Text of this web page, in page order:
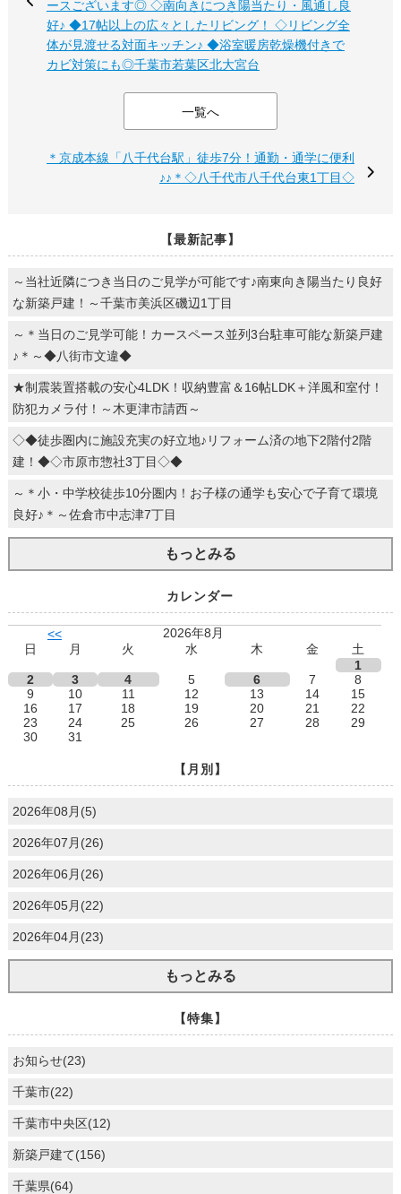
ースございます◎ ◇南向きにつき陽当たり・風通し良
好♪ ◆17帖以上の広々としたリビング！ ◇リビング全
体が見渡せる対面キッチン♪ ◆浴室暖房乾燥機付きで
カビ対策にも◎千葉市若葉区北大宮台
一覧へ
＊京成本線「八千代台駅」徒歩7分！通勤・通学に便利
♪♪＊◇八千代市八千代台東1丁目◇
【最新記事】
～当社近隣につき当日のご見学が可能です♪南東向き陽当たり良好
な新築戸建！～千葉市美浜区磯辺1丁目
～＊当日のご見学可能！カースペース並列3台駐車可能な新築戸建
♪＊～◆八街市文違◆
★制震装置搭載の安心4LDK！収納豊富＆16帖LDK＋洋風和室付！
防犯カメラ付！～木更津市請西～
◇◆徒歩圏内に施設充実の好立地♪リフォーム済の地下2階付2階
建！◆◇市原市惣社3丁目◇◆
～＊小・中学校徒歩10分圏内！お子様の通学も安心で子育て環境
良好♪＊～佐倉市中志津7丁目
もっとみる
カレンダー
<<
2026年8月
日
月 火 水 木 金
土
1
2
3 4 5 6 7
8
9
10 11 12 13 14
15
16
17 18 19 20 21
22
23
24 25 26 27 28
29
30
31
【月別】
2026年08月(5)
2026年07月(26)
2026年06月(26)
2026年05月(22)
2026年04月(23)
もっとみる
【特集】
お知らせ(23)
千葉市(22)
千葉市中央区(12)
新築戸建て(156)
千葉県(64)